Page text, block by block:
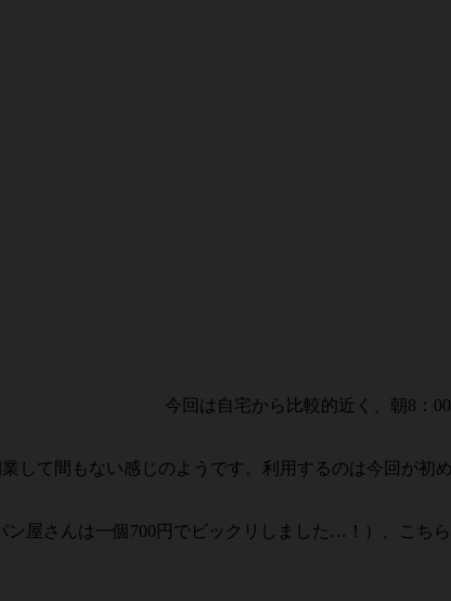
今回は自宅から比較的近く、朝8：
して間もない感じのようです。利用するのは今回が
屋さんは一個700円でビックリしました…！）、こち